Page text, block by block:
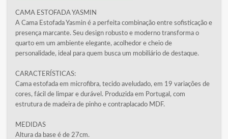
CAMA ESTOFADA YASMIN
A Cama Estofada Yasmin é a perfeita combinação entre sofisticação e
presença marcante. Seu design robusto e moderno transforma o
quarto em um ambiente elegante, acolhedor e cheio de
personalidade, ideal para quem busca um mobiliário de destaque.
CARACTERÍSTICAS:
Cama estofada em microfibra, tecido aveludado, em 19 variações de
cores, fácil de limpar e durável. Produzida em Portugal, com
estrutura de madeira de pinho e contraplacado MDF.
MEDIDAS
Altura da base é de 27cm.